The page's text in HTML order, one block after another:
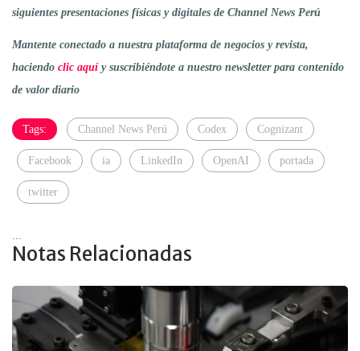
siguientes presentaciones físicas y digitales de Channel News Perú
Mantente conectado a nuestra plataforma de negocios y revista,
haciendo clic aquíy suscribiéndote a nuestro newsletter para contenido
de valor diario
Tags: Channel News Perú Codex Cognizant
Facebook ia LinkedIn OpenAI portada
twitter
Notas Relacionadas